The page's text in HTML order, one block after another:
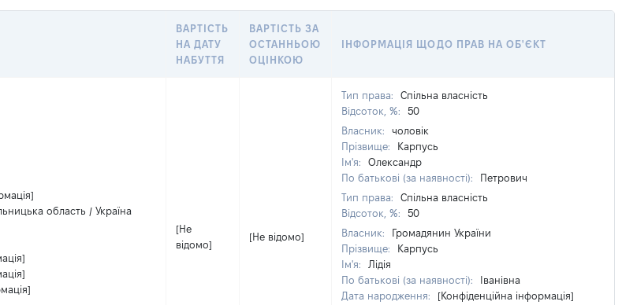
ВАРТІСТЬ
НА ДАТУ
НАБУТТЯ
ВАРТІСТЬ ЗА
ОСТАННЬОЮ
ОЦІНКОЮ
ІНФОРМАЦІЯ ЩОДО ПРАВ НА ОБ'ЄКТ
область / Україна
[Не
відомо]
[Не відомо]
Тип права:
Спільна власність
Відсоток, %:
50
Власник:
чоловік
Прізвище:
Карпусь
Ім'я:
Олександр
По батькові (за наявності):
Петрович
Тип права:
Спільна власність
Відсоток, %:
50
Власник:
Громадянин України
Прізвище:
Карпусь
Ім'я:
Лідія
По батькові (за наявності):
Іванівна
Дата народження:
[Конфіденційна інформація]